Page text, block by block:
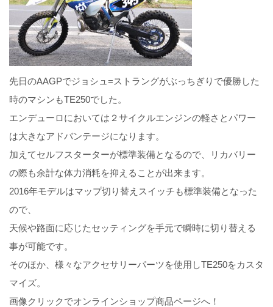
先日のAAGPでジョシュ=ストラングがぶっちぎりで優勝した
時のマシンもTE250でした。
エンデューロにおいては２サイクルエンジンの軽さとパワー
は大きなアドバンテージになります。
加えてセルフスターターが標準装備となるので、リカバリー
の際も余計な体力消耗を抑えることが出来ます。
2016年モデルはマップ切り替えスイッチも標準装備となった
ので、
天候や路面に応じたセッティングを手元で瞬時に切り替える
事が可能です。
そのほか、様々なアクセサリーパーツを使用しTE250をカスタ
マイズ。
画像クリックでオンラインショップ商品ページへ！